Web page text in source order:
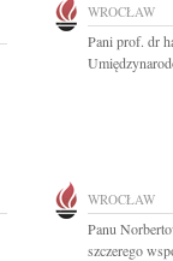
WROCŁAW
Pani prof. dr
WROCŁAW
Panu
szczerego